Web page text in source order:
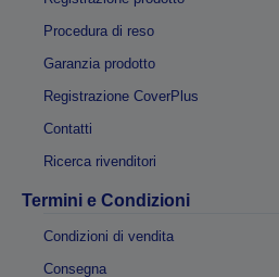
Procedura di reso
Garanzia prodotto
Registrazione CoverPlus
Contatti
Ricerca rivenditori
Termini e Condizioni
Condizioni di vendita
Consegna